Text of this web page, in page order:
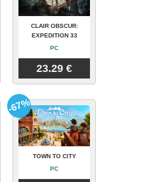
CLAIR OBSCUR:
EXPEDITION 33
PC
23.29 €
TOWN TO CITY
PC
-67%